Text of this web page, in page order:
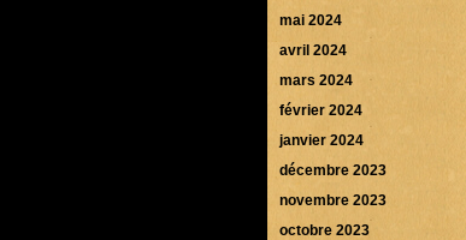
mai 2024
avril 2024
mars 2024
février 2024
janvier 2024
décembre 2023
novembre 2023
octobre 2023